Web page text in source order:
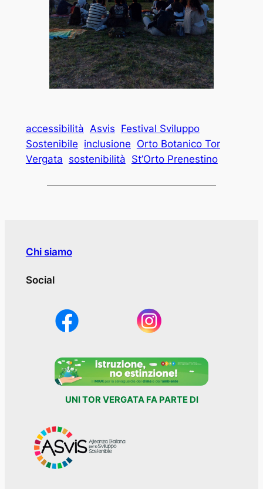
accessibilità Asvis Festival Sviluppo
Sostenibile inclusione Orto Botanico Tor
Vergata sostenibilità St’Orto Prenestino
Chi siamo
Social
UNI TOR VERGATA FA PARTE DI